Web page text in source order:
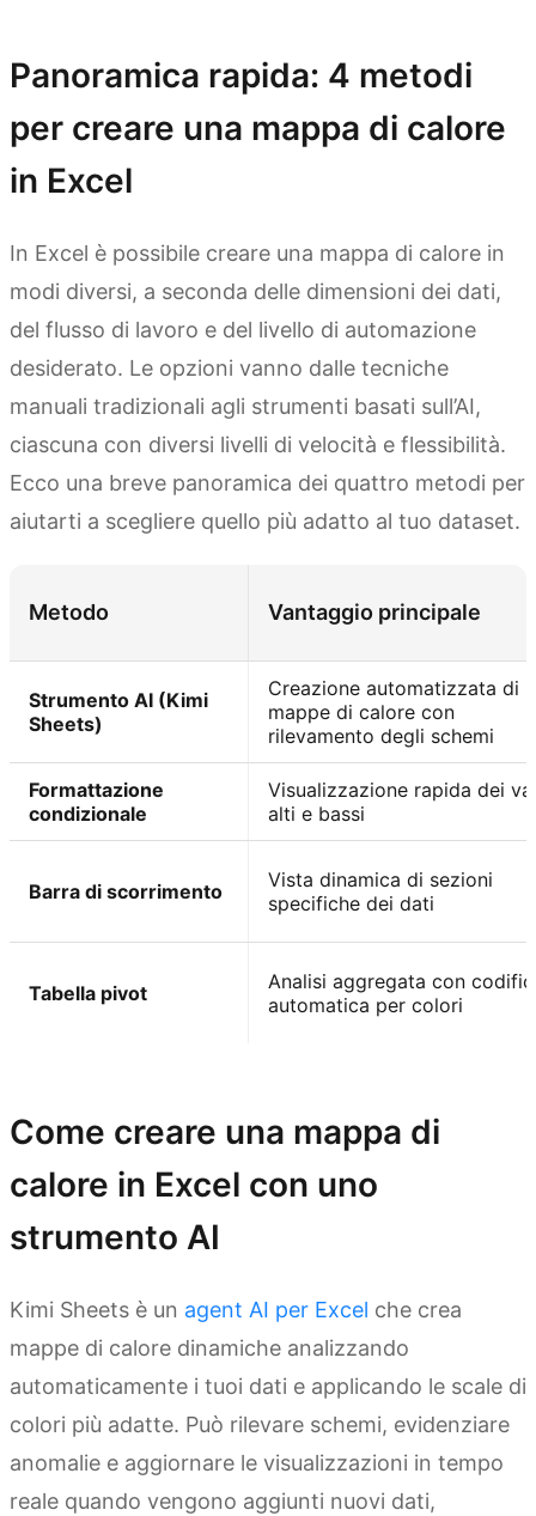
Panoramica rapida: 4 metodi
per creare una mappa di calore
in Excel
In Excel è possibile creare una mappa di calore in
modi diversi, a seconda delle dimensioni dei dati,
del flusso di lavoro e del livello di automazione
desiderato. Le opzioni vanno dalle tecniche
manuali tradizionali agli strumenti basati sull’AI,
ciascuna con diversi livelli di velocità e flessibilità.
Ecco una breve panoramica dei quattro metodi per
aiutarti a scegliere quello più adatto al tuo dataset.
Metodo Vantaggio principale
Strumento AI (Kimi
Sheets)
Creazione automatizzata di
mappe di calore con
rilevamento degli schemi
Formattazione
condizionale
Visualizzazione rapida dei
alti e bassi
Barra di scorrimento
Vista dinamica di sezioni
specifiche dei dati
Tabella pivot
Analisi aggregata con
automatica per colori
Come creare una mappa di
calore in Excel con uno
strumento AI
Kimi Sheets è un agent AI per Excel che crea
mappe di calore dinamiche analizzando
automaticamente i tuoi dati e applicando le scale di
colori più adatte. Può rilevare schemi, evidenziare
anomalie e aggiornare le visualizzazioni in tempo
reale quando vengono aggiunti nuovi dati,